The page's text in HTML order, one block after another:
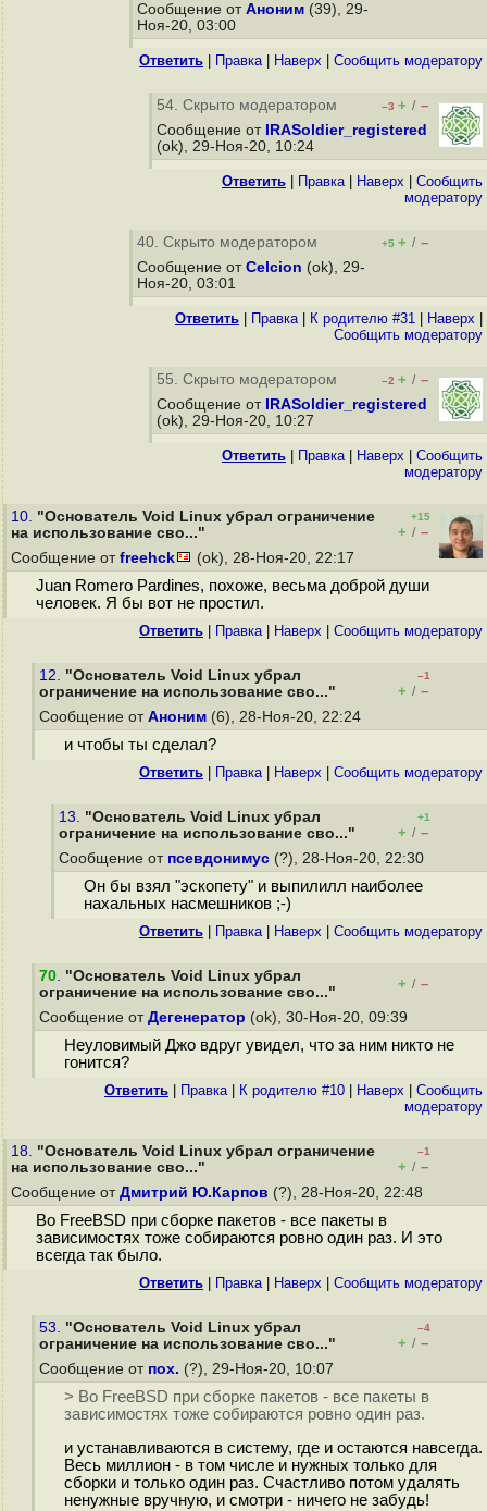
Сообщение от Аноним (39), 29-
Ноя-20, 03:00
Ответить Правка| Наверх Cообщить модератору
54. Скрыто модератором –3 + / –
Сообщение от
IRASoldier_registered
(ok), 29-Ноя-20, 10:24
Ответить Правка| Наверх
Cообщить
модератору
40. Скрыто модератором +5 + / –
Сообщение от Celcion (ok), 29-
Ноя-20, 03:01
Ответить Правка| К родителю #31 Наверх
Cообщить модератору
55. Скрыто модератором –2 + / –
Сообщение от
IRASoldier_registered
(ok), 29-Ноя-20, 10:27
Ответить Правка| Наверх
Cообщить
модератору
10. "Основатель Void Linux убрал ограничение
на использование сво..."
+15
+ / –
Сообщение от freehck (ok), 28-Ноя-20, 22:17
Juan Romero Pardines, похоже, весьма доброй души
человек. Я бы вот не простил.
Ответить Правка| Наверх Cообщить модератору
12. "Основатель Void Linux убрал
ограничение на использование сво..."
–1
+ / –
Сообщение от Аноним (6), 28-Ноя-20, 22:24
и чтобы ты сделал?
Ответить Правка| Наверх Cообщить модератору
13. "Основатель Void Linux убрал
ограничение на использование сво..."
+1
+ / –
Сообщение от псевдонимус (?), 28-Ноя-20, 22:30
Он бы взял "эскопету" и выпилилл наиболее
нахальных насмешников ;-)
Ответить Правка| Наверх Cообщить модератору
70. "Основатель Void Linux убрал
ограничение на использование сво..."
+ / –
Сообщение от Дегенератор (ok), 30-Ноя-20, 09:39
Неуловимый Джо вдруг увидел, что за ним никто не
гонится?
Ответить Правка| К родителю #10 Наверх
Cообщить
модератору
18. "Основатель Void Linux убрал ограничение
на использование сво..."
–1
+ / –
Сообщение от Дмитрий Ю.Карпов (?), 28-Ноя-20, 22:48
Во FreeBSD при сборке пакетов - все пакеты в
зависимостях тоже собираются ровно один раз. И это
всегда так было.
Ответить Правка| Наверх Cообщить модератору
53. "Основатель Void Linux убрал
ограничение на использование сво..."
–4
+ / –
Сообщение от пох. (?), 29-Ноя-20, 10:07
> Во FreeBSD при сборке пакетов - все пакеты в
зависимостях тоже собираются ровно один раз.
и устанавливаются в систему, где и остаются навсегда.
Весь миллион - в том числе и нужных только для
сборки и только один раз. Счастливо потом удалять
ненужные вручную, и смотри - ничего не забудь!